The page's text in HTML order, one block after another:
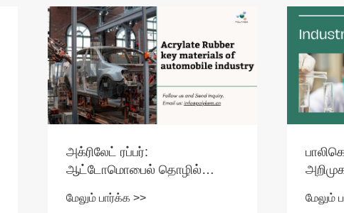
அக்ரிலேட் ரப்பர்:
ஆட்டோமொபைல் தொழில்
பொருட்கள்
மேலும் பார்க்க >> மேலும்